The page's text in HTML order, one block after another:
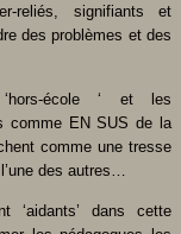
reliés, signifiants et
des problèmes et des
école ‘ et les
comme EN SUS de la
comme une tresse
des autres…
‘aidants’ dans cette